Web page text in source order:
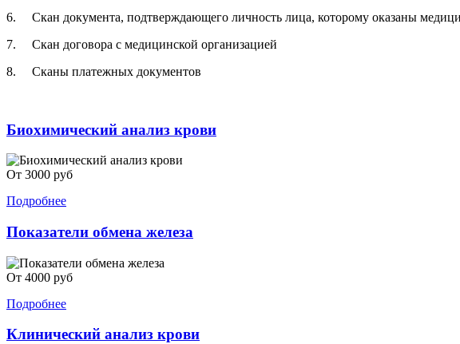
6. Скан документа, подтверждающего личность лица, которому оказаны
7. Скан договора с медицинской организацией
8. Сканы платежных документов
Биохимический анализ крови
От 3000 руб
Подробнее
Показатели обмена железа
От 4000 руб
Подробнее
Клинический анализ крови